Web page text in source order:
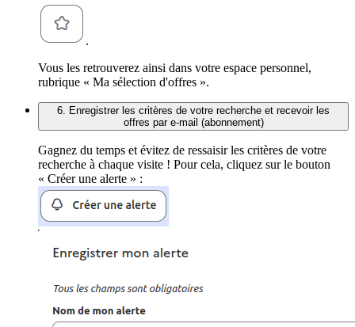
.
Vous les retrouverez ainsi dans votre espace personnel,
rubrique « Ma sélection d'offres ».
6. Enregistrer les critères de votre recherche et recevoir les
offres par e-mail (abonnement)
Gagnez du temps et évitez de ressaisir les critères de votre
recherche à chaque visite ! Pour cela, cliquez sur le bouton
« Créer une alerte » :